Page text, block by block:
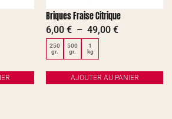
Briques Fraise Citrique
6,00 € – 49,00 €
250
gr.
500
gr.
1
kg
AJOUTER AU PANIER